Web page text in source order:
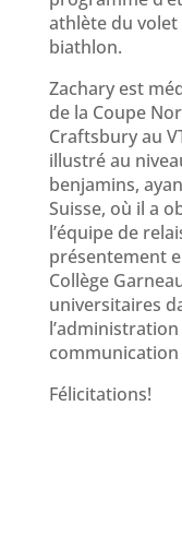
athlète du volet
biathlon.
Zachary est
de la Coupe
Craftsbury au
illustré au
benjamins,
Suisse, où il a
l’équipe de
présentement
Collège
universitaires
Félicitations!